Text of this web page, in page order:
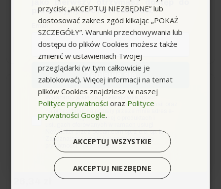
25,95 zł
+
Wysyłka do 24h
RM 763 (1L, dozowanie
płukania, Karcher
przycisk „AKCEPTUJ NIEZBĘDNE” lub
dostosować zakres zgód klikając „POKAŻ
SZCZEGÓŁY”. Warunki przechowywania lub
dostępu do plików Cookies możesz także
zmienić w ustawieniach Twojej
przeglądarki (w tym całkowicie je
zablokować). Więcej informacji na temat
plików Cookies znajdziesz w naszej
Polityce prywatności oraz Polityce
prywatności Google.
AKCEPTUJ WSZYSTKIE
AKCEPTUJ NIEZBĘDNE
jako pierwszy otrzymasz dostęp do
promocyjnych ofert i rabatów.
Zapisuję się
zgodaWyrażam zgodę na przetwarzanie moich
danych osobowych w postaci adresu e-mail oraz
na przesyłanie na podany przeze mnie adres e-
mail informacji handlowej o produktach i
Newsletter przez ocean.com sp. z o.o. sp. k.
Zapoznałem/łam się i akceptuję politykę
prywatności. *(wymagane)